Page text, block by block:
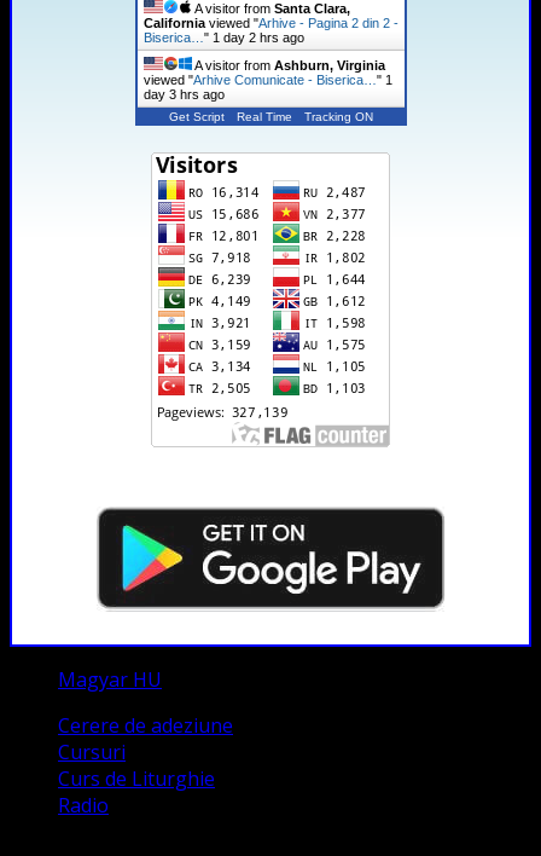
A visitor from Santa Clara,
Californiaviewed "Arhive - Pagina 2 din 2 -
Biserica… " 1 day 2 hrs ago
A visitor from Ashburn, Virginia
viewed "Arhive Comunicate - Biserica… " 1
day 3 hrs ago
Get Script Real Time Tracking ON
Magyar HU
Cerere de adeziune
Cursuri
Curs de Liturghie
Radio